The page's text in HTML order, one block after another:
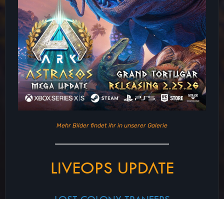
Mehr Bilder findet ihr in unserer Galerie
LIVEOPS UPDATE